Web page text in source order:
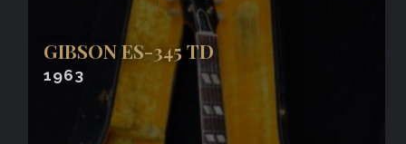
GIBSON ES-345 TD
1963